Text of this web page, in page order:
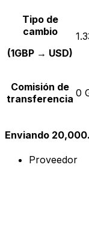
Tipo de
cambio
(1GBP → USD)
Comisión de
transferencia 0
Enviando
Proveedor